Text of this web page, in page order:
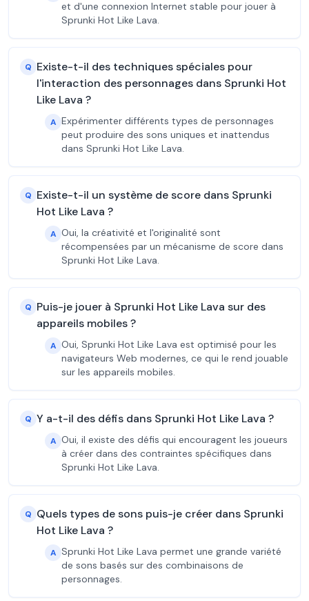
et d'une connexion Internet stable pour jouer à
Sprunki Hot Like Lava.
Q Existe-t-il des techniques spéciales pour
l'interaction des personnages dans Sprunki Hot
Like Lava ?
A Expérimenter différents types de personnages
peut produire des sons uniques et inattendus
dans Sprunki Hot Like Lava.
Q Existe-t-il un système de score dans Sprunki
Hot Like Lava ?
A Oui, la créativité et l'originalité sont
récompensées par un mécanisme de score dans
Sprunki Hot Like Lava.
Q Puis-je jouer à Sprunki Hot Like Lava sur des
appareils mobiles ?
A Oui, Sprunki Hot Like Lava est optimisé pour les
navigateurs Web modernes, ce qui le rend jouable
sur les appareils mobiles.
Q Y a-t-il des défis dans Sprunki Hot Like Lava ?
A Oui, il existe des défis qui encouragent les joueurs
à créer dans des contraintes spécifiques dans
Sprunki Hot Like Lava.
Q Quels types de sons puis-je créer dans Sprunki
Hot Like Lava ?
A Sprunki Hot Like Lava permet une grande variété
de sons basés sur des combinaisons de
personnages.